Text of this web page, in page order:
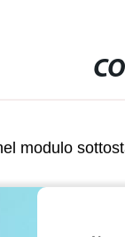
modulo